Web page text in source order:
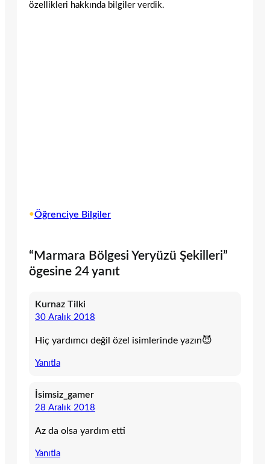
özellikleri hakkında bilgiler verdik.
•Öğrenciye Bilgiler
“Marmara Bölgesi Yeryüzü Şekilleri”
ögesine 24 yanıt
Kurnaz Tilki
30 Aralık 2018
Hiç yardımcı değil özel isimlerinde yazın😈
Yanıtla
İsimsiz_gamer
28 Aralık 2018
Az da olsa yardım etti
Yanıtla